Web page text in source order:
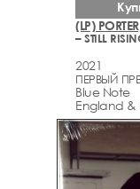
(LP)
– STILL
2021
ПЕРВЫЙ
Blue Note
England &